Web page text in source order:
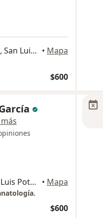
Av Venustiano Carranza #1655, San Luis Potosi • Mapa
$600
Calle Circuito Oriente 198, San Luis Potosi • Mapa
$600